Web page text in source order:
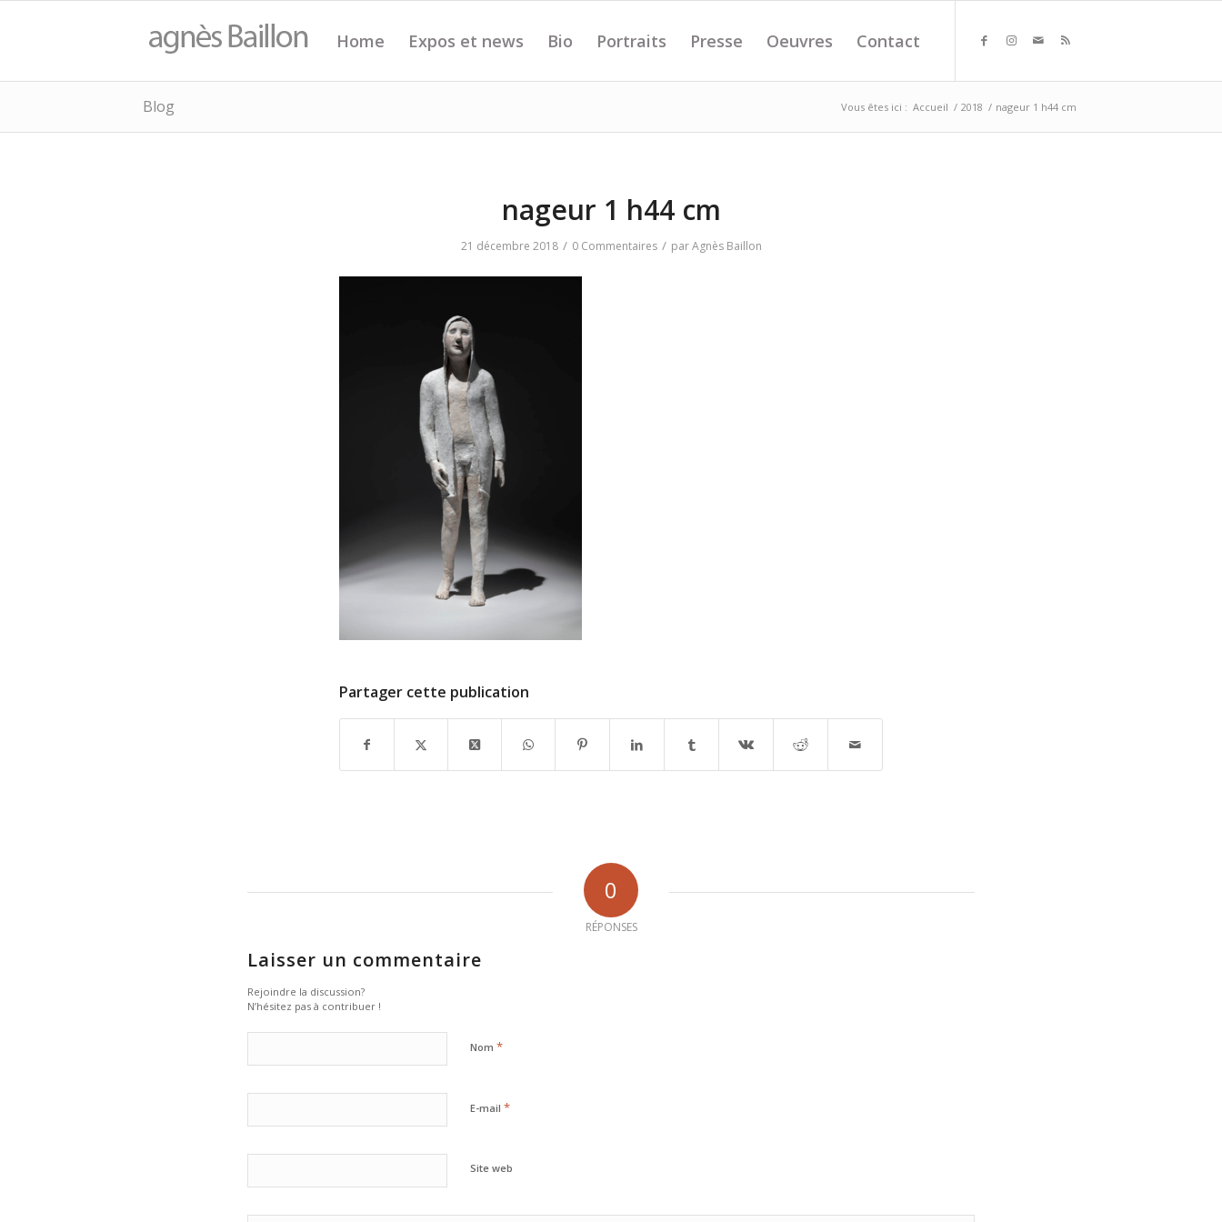
Home Expos et news Bio Portraits Presse Oeuvres Contact
Blog Vous êtes ici : Accueil / 2018 / nageur 1 h44 cm
nageur 1 h44 cm
21 décembre 2018 / 0 Commentaires / parAgnès Baillon
Partager cette publication
0
RÉPONSES
Laisser un commentaire
Rejoindre la discussion?
N’hésitez pas à contribuer !
Nom *
E-mail *
Site web